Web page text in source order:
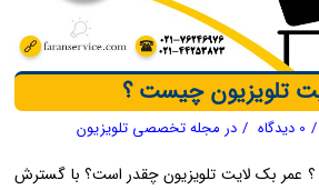
تلویزیون چیست ؟
/ 0 دیدگاه / در مجله تخصصی تلویزیون
عمر بک لایت تلویزیون چقدر است؟ با گسترش